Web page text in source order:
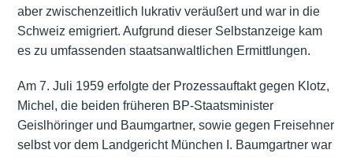
aber zwischenzeitlich lukrativ veräußert und war in die
Schweiz emigriert. Aufgrund dieser Selbstanzeige kam
es zu umfassenden staatsanwaltlichen Ermittlungen.
Am 7. Juli 1959 erfolgte der Prozessauftakt gegen Klotz,
Michel, die beiden früheren BP-Staatsminister
Geislhöringer und Baumgartner, sowie gegen Freisehner
selbst vor dem Landgericht München I. Baumgartner war